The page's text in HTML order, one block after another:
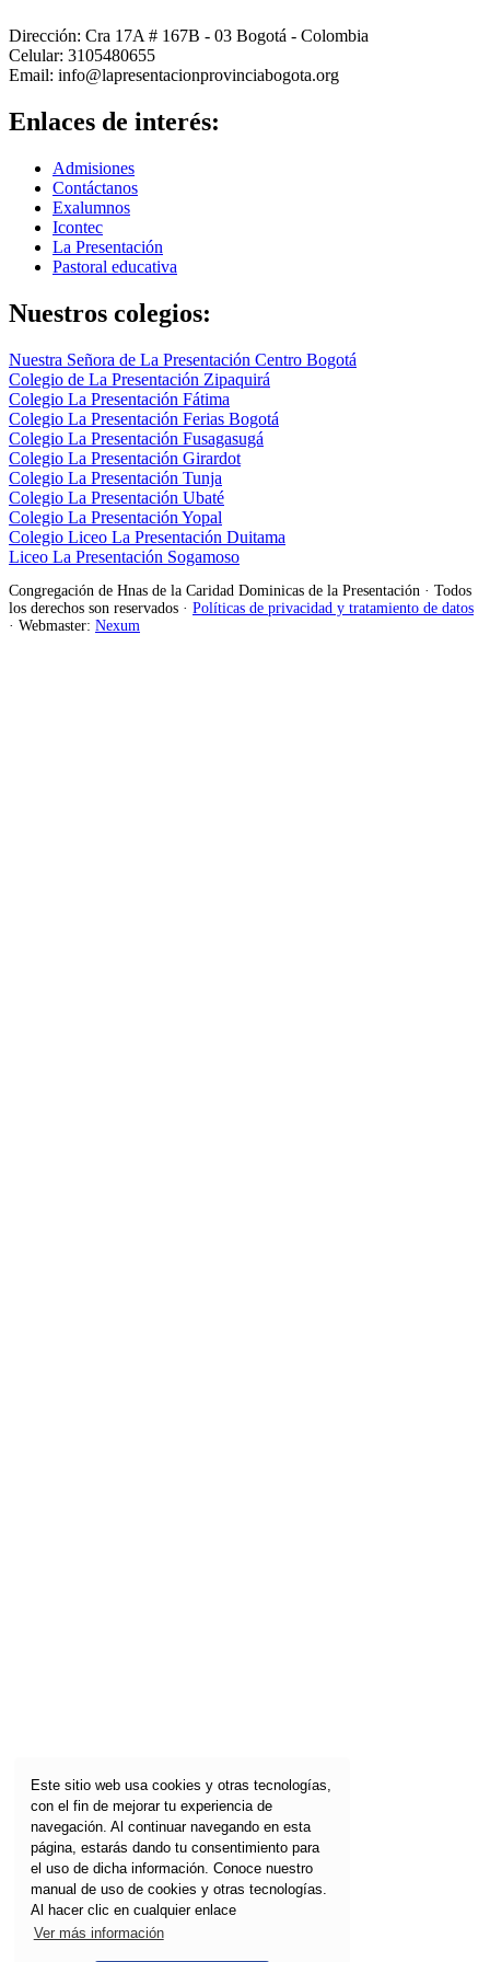
Este sitio web usa cookies y otras tecnologías,
con el fin de mejorar tu experiencia de
navegación. Al continuar navegando en esta
página, estarás dando tu consentimiento para
el uso de dicha información. Conoce nuestro
manual de uso de cookies y otras tecnologías.
Al hacer clic en cualquier enlace
Ver más información
Dirección: Cra 17A # 167B - 03 Bogotá - Colombia
Celular: 3105480655
Email: info@lapresentacionprovinciabogota.org
Enlaces de interés:
Admisiones
Contáctanos
Exalumnos
Icontec
La Presentación
Pastoral educativa
Nuestros colegios:
Nuestra Señora de La Presentación Centro Bogotá
Colegio de La Presentación Zipaquirá
Colegio La Presentación Fátima
Colegio La Presentación Ferias Bogotá
Colegio La Presentación Fusagasugá
Colegio La Presentación Girardot
Colegio La Presentación Tunja
Colegio La Presentación Ubaté
Colegio La Presentación Yopal
Colegio Liceo La Presentación Duitama
Liceo La Presentación Sogamoso
Congregación de Hnas de la Caridad Dominicas de la Presentación · Todos
los derechos son reservados · Políticas de privacidad y tratamiento de datos
· Webmaster: Nexum